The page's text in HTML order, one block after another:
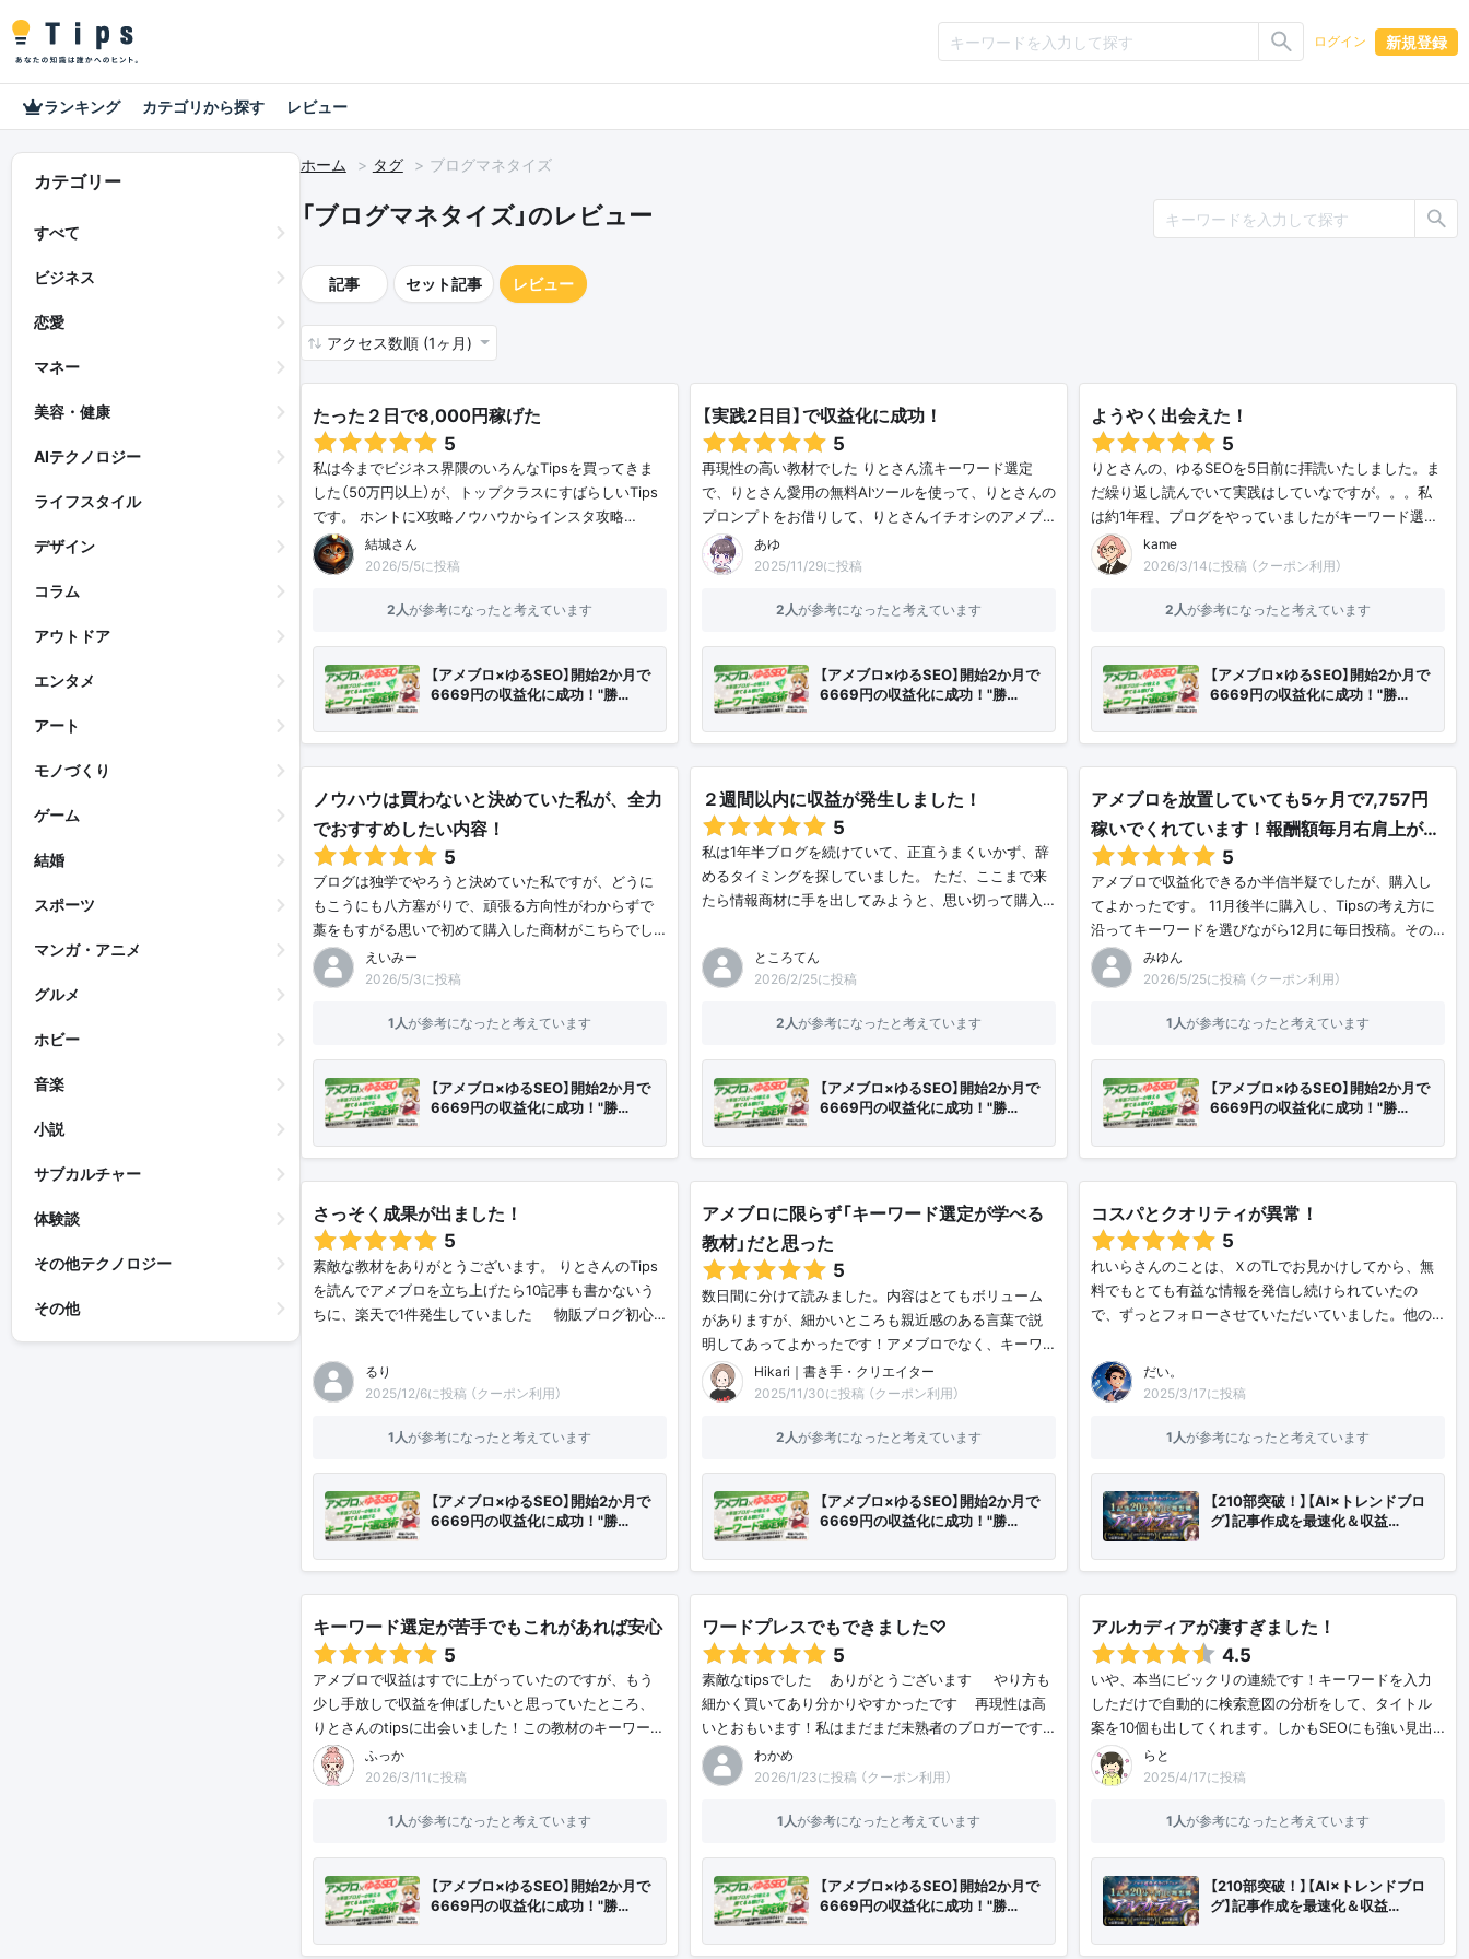
ログイン 新規登録
ランキング カテゴリから探す レビュー
カテゴリー
すべて
ビジネス
恋愛
マネー
美容・健康
AIテクノロジー
ライフスタイル
デザイン
コラム
アウトドア
エンタメ
アート
モノづくり
ゲーム
結婚
スポーツ
マンガ・アニメ
グルメ
ホビー
音楽
小説
サブカルチャー
体験談
その他テクノロジー
その他
ホーム タグ ブログマネタイズ
「ブログマネタイズ」のレビュー
記事 セット記事 レビュー
アクセス数順 (1ヶ月)
たった２日で8,000円稼げた
5
私は今までビジネス界隈のいろんなTipsを買ってきま
した（50万円以上）が、トップクラスにすばらしいTips
です。 ホントにX攻略ノウハウからインスタ攻略…
結城さん
2026/5/5に投稿
2人が参考になったと考えています
【アメブロ×ゆるSEO】開始2か月で
6669円の収益化に成功！"勝…
【実践2日目】で収益化に成功！
5
再現性の高い教材でした りとさん流キーワード選定
で、りとさん愛用の無料AIツールを使って、りとさんの
プロンプトをお借りして、りとさんイチオシのアメブ…
あゆ🐟
2025/11/29に投稿
2人が参考になったと考えています
【アメブロ×ゆるSEO】開始2か月で
6669円の収益化に成功！"勝…
ようやく出会えた！
5
りとさんの、ゆるSEOを5日前に拝読いたしました。ま
だ繰り返し読んでいて実践はしていなですが。。。私
は約1年程、ブログをやっていましたがキーワード選…
kame
2026/3/14に投稿 （クーポン利用）
2人が参考になったと考えています
【アメブロ×ゆるSEO】開始2か月で
6669円の収益化に成功！"勝…
ノウハウは買わないと決めていた私が、全力
でおすすめしたい内容！
5
ブログは独学でやろうと決めていた私ですが、どうに
もこうにも八方塞がりで、頑張る方向性がわからずで
藁をもすがる思いで初めて購入した商材がこちらでし…
えいみー
2026/5/3に投稿
1人が参考になったと考えています
【アメブロ×ゆるSEO】開始2か月で
6669円の収益化に成功！"勝…
２週間以内に収益が発生しました！
5
私は1年半ブログを続けていて、正直うまくいかず、辞
めるタイミングを探していました。 ただ、ここまで来
たら情報商材に手を出してみようと、思い切って購入…
ところてん
2026/2/25に投稿
2人が参考になったと考えています
【アメブロ×ゆるSEO】開始2か月で
6669円の収益化に成功！"勝…
アメブロを放置していても5ヶ月で7,757円
稼いでくれています！報酬額毎月右肩上が…
5
アメブロで収益化できるか半信半疑でしたが、購入し
てよかったです。 11月後半に購入し、Tipsの考え方に
沿ってキーワードを選びながら12月に毎日投稿。その…
みゆん
2026/5/25に投稿 （クーポン利用）
1人が参考になったと考えています
【アメブロ×ゆるSEO】開始2か月で
6669円の収益化に成功！"勝…
さっそく成果が出ました！
5
素敵な教材をありがとうございます。 りとさんのTips
を読んでアメブロを立ち上げたら10記事も書かないう
ちに、楽天で1件発生していました😆 物販ブログ初心…
るり
2025/12/6に投稿 （クーポン利用）
1人が参考になったと考えています
【アメブロ×ゆるSEO】開始2か月で
6669円の収益化に成功！"勝…
アメブロに限らず「キーワード選定が学べる
教材」だと思った
5
数日間に分けて読みました。内容はとてもボリューム
がありますが、細かいところも親近感のある言葉で説
明してあってよかったです！アメブロでなく、キーワ…
Hikari｜書き手・クリエイター
2025/11/30に投稿 （クーポン利用）
2人が参考になったと考えています
【アメブロ×ゆるSEO】開始2か月で
6669円の収益化に成功！"勝…
コスパとクオリティが異常！
5
れいらさんのことは、ＸのTLでお見かけしてから、無
料でもとても有益な情報を発信し続けられていたの
で、ずっとフォローさせていただいていました。他の…
だい。
2025/3/17に投稿
1人が参考になったと考えています
【210部突破！】【AI×トレンドブロ
グ】記事作成を最速化＆収益…
キーワード選定が苦手でもこれがあれば安心
5
アメブロで収益はすでに上がっていたのですが、もう
少し手放しで収益を伸ばしたいと思っていたところ、
りとさんのtipsに出会いました！この教材のキーワー…
ふっか
2026/3/11に投稿
1人が参考になったと考えています
【アメブロ×ゆるSEO】開始2か月で
6669円の収益化に成功！"勝…
ワードプレスでもできました♡
5
素敵なtipsでした💡ありがとうございます😊 やり方も
細かく買いてあり分かりやすかったです💐再現性は高
いとおもいます！私はまだまだ未熟者のブロガーです…
わかめ
2026/1/23に投稿 （クーポン利用）
1人が参考になったと考えています
【アメブロ×ゆるSEO】開始2か月で
6669円の収益化に成功！"勝…
アルカディアが凄すぎました！
4.5
いや、本当にビックリの連続です！キーワードを入力
しただけで自動的に検索意図の分析をして、タイトル
案を10個も出してくれます。しかもSEOにも強い見出…
らと
2025/4/17に投稿
1人が参考になったと考えています
【210部突破！】【AI×トレンドブロ
グ】記事作成を最速化＆収益…